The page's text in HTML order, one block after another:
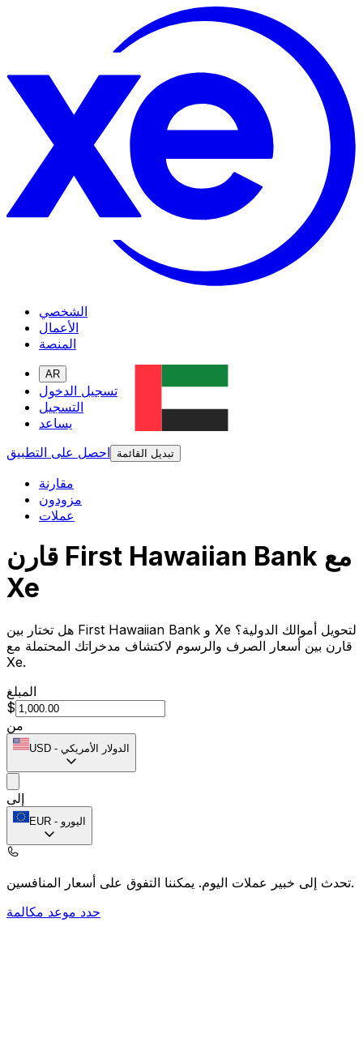
الشخصي
الأعمال
المنصة
AR
تسجيل الدخول
التسجيل
يساعد
احصل على التطبيق
تبديل القائمة
مقارنة
مزودون
عملات
قارن First Hawaiian Bank مع
Xe
هل تختار بين First Hawaiian Bank و Xe لتحويل أموالك الدولية؟
قارن بين أسعار الصرف والرسوم لاكتشاف مدخراتك المحتملة مع
Xe.
المبلغ
$
من
USD - الدولار الأمريكي
إلى
EUR - اليورو
تحدث إلى خبير عملات اليوم.يمكننا التفوق على أسعار المنافسين.
حدد موعد مكالمة